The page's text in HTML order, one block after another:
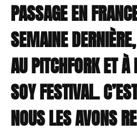
PASSAGE EN
SEMAINE
AU PITCHFORK ET
SOY FESTIVAL.
NOUS LES AVONS